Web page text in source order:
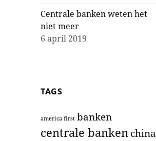
Centrale banken weten het
niet meer
6 april 2019
TAGS
america first banken
centrale bankenchina